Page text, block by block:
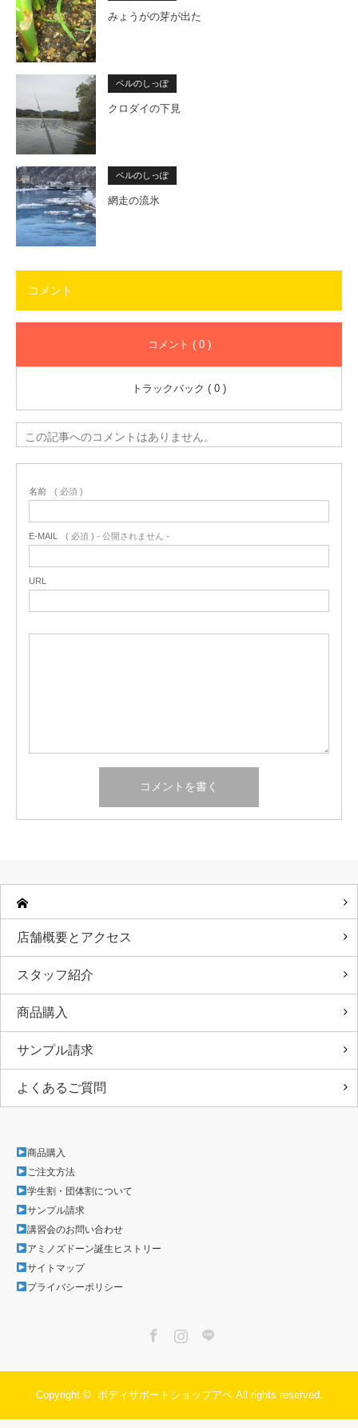
みょうがの芽が出た
ベルのしっぽ
クロダイの下見
ベルのしっぽ
網走の流氷
コメント
コメント ( 0 )
トラックバック ( 0 )
この記事へのコメントはありません。
名前 ( 必須 )
E-MAIL ( 必須 ) - 公開されません -
URL
店舗概要とアクセス
スタッフ紹介
商品購入
サンプル請求
よくあるご質問
商品購入
ご注文方法
学生割・団体割について
サンプル請求
講習会のお問い合わせ
アミノズドーン誕生ヒストリー
サイトマップ
プライバシーポリシー
Copyright © ボディサポートショップアベAll rights reserved.